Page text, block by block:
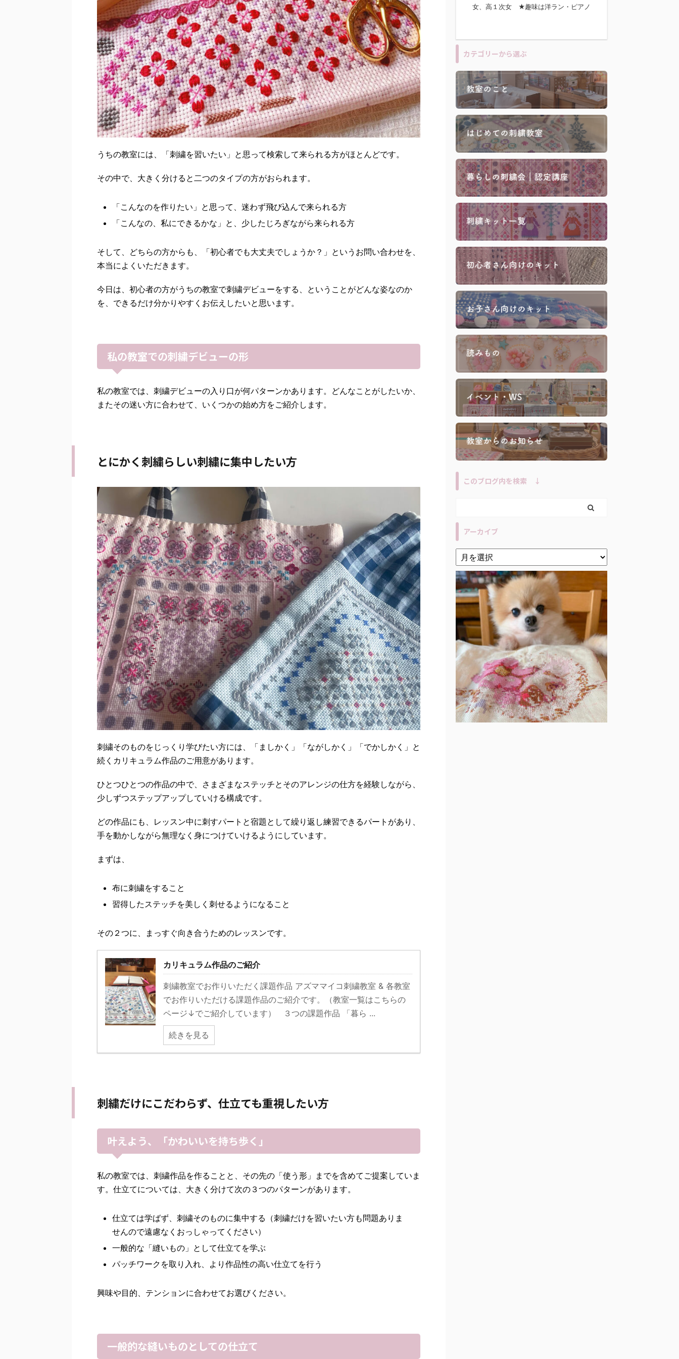
うちの教室には、「刺繍を習いたい」と思って検索して来られる方がほとんどです。
その中で、大きく分けると二つのタイプの方がおられます。
「こんなのを作りたい」と思って、迷わず飛び込んで来られる方
「こんなの、私にできるかな」と、少したじろぎながら来られる方
そして、どちらの方からも、「初心者でも大丈夫でしょうか？」というお問い合わせを、
本当によくいただきます。
今日は、初心者の方がうちの教室で刺繍デビューをする、ということがどんな姿なのか
を、できるだけ分かりやすくお伝えしたいと思います。
私の教室での刺繍デビューの形
私の教室では、刺繍デビューの入り口が何パターンかあります。どんなことがしたいか、
またその迷い方に合わせて、いくつかの始め方をご紹介します。
とにかく刺繍らしい刺繍に集中したい方
刺繍そのものをじっくり学びたい方には、「ましかく」「ながしかく」「でかしかく」と
続くカリキュラム作品のご用意があります。
ひとつひとつの作品の中で、さまざまなステッチとそのアレンジの仕方を経験しながら、
少しずつステップアップしていける構成です。
どの作品にも、レッスン中に刺すパートと宿題として繰り返し練習できるパートがあり、
手を動かしながら無理なく身につけていけるようにしています。
まずは、
布に刺繍をすること
習得したステッチを美しく刺せるようになること
その２つに、まっすぐ向き合うためのレッスンです。
カリキュラム作品のご紹介
刺繍教室でお作りいただく課題作品 アズママイコ刺繍教室 & 各教室
でお作りいただける課題作品のご紹介です。（教室一覧はこちらの
ページ↓でご紹介しています） ３つの課題作品 「暮ら ...
続きを見る
刺繍だけにこだわらず、仕立ても重視したい方
叶えよう、「かわいいを持ち歩く」
私の教室では、刺繍作品を作ることと、その先の「使う形」までを含めてご提案していま
す。仕立てについては、大きく分けて次の３つのパターンがあります。
仕立ては学ばず、刺繍そのものに集中する（刺繍だけを習いたい方も問題ありま
せんので遠慮なくおっしゃってください）
一般的な「縫いもの」として仕立てを学ぶ
パッチワークを取り入れ、より作品性の高い仕立てを行う
興味や目的、テンションに合わせてお選びください。
一般的な縫いものとしての仕立て
女、高１次女 ★趣味は洋ラン・ピアノ
カテゴリーから選ぶ
このブログ内を検索 ↓
アーカイブ